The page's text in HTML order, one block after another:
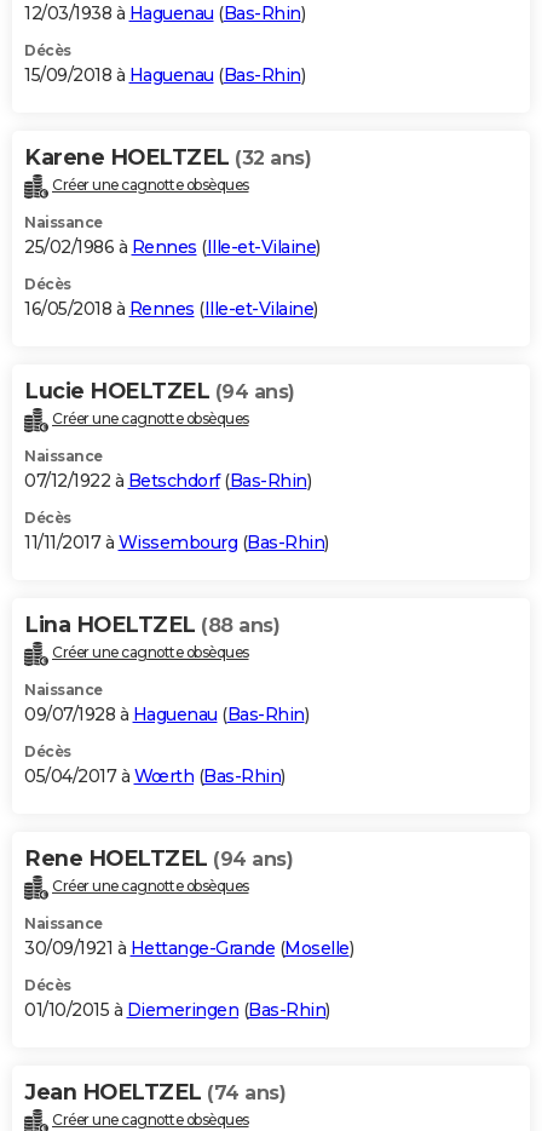
12/03/1938 à Haguenau (Bas-Rhin)
Décès
15/09/2018 à Haguenau (Bas-Rhin)
Karene HOELTZEL (32 ans)
Créer une cagnotte obsèques
Naissance
25/02/1986 à Rennes (Ille-et-Vilaine)
Décès
16/05/2018 à Rennes (Ille-et-Vilaine)
Lucie HOELTZEL (94 ans)
Créer une cagnotte obsèques
Naissance
07/12/1922 à Betschdorf(Bas-Rhin)
Décès
11/11/2017 à Wissembourg (Bas-Rhin)
Lina HOELTZEL (88 ans)
Créer une cagnotte obsèques
Naissance
09/07/1928 à Haguenau (Bas-Rhin)
Décès
05/04/2017 à Wœrth (Bas-Rhin)
Rene HOELTZEL (94 ans)
Créer une cagnotte obsèques
Naissance
30/09/1921 à Hettange-Grande (Moselle)
Décès
01/10/2015 à Diemeringen (Bas-Rhin)
Jean HOELTZEL (74 ans)
Créer une cagnotte obsèques